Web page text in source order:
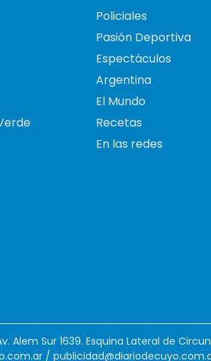
Policiales
Pasión Deportiva
Espectáculos
Argentina
El Mundo
Recetas
En las redes
Alem Sur 1639. Esquina Lateral de
/